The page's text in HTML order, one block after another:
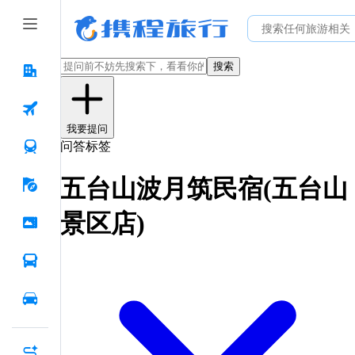
搜索
我要提问
问答标签
五台山波月筑民宿(五台山
景区店)